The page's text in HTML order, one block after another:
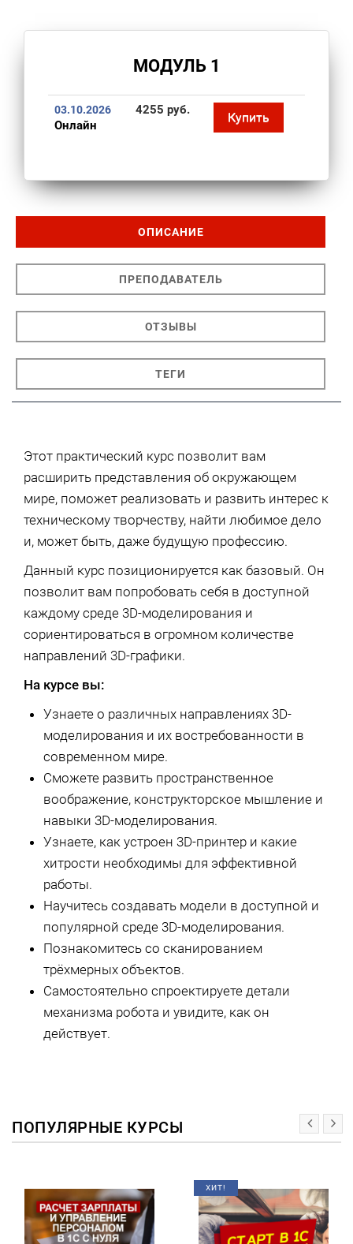
МОДУЛЬ 1
03.10.2026
Онлайн
4255 руб. Купить
ОПИСАНИЕ
ПРЕПОДАВАТЕЛЬ
ОТЗЫВЫ
ТЕГИ
Этот практический курс позволит вам
расширить представления об окружающем
мире, поможет реализовать и развить интерес к
техническому творчеству, найти любимое дело
и, может быть, даже будущую профессию.
Данный курс позиционируется как базовый. Он
позволит вам попробовать себя в доступной
каждому среде 3D-моделирования и
сориентироваться в огромном количестве
направлений 3D-графики.
На курсе вы:
Узнаете о различных направлениях 3D-
моделирования и их востребованности в
современном мире.
Сможете развить пространственное
воображение, конструкторское мышление и
навыки 3D-моделирования.
Узнаете, как устроен 3D-принтер и какие
хитрости необходимы для эффективной
работы.
Научитесь создавать модели в доступной и
популярной среде 3D-моделирования.
Познакомитесь со сканированием
трёхмерных объектов.
Самостоятельно спроектируете детали
механизма робота и увидите, как он
действует.
ПОПУЛЯРНЫЕ КУРСЫ
ХИТ!